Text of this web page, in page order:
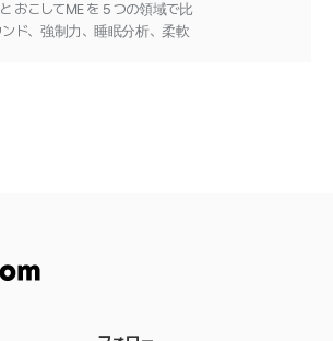
おこしてME を 5 つの領域で比
ド、強制力、睡眠分析、柔軟